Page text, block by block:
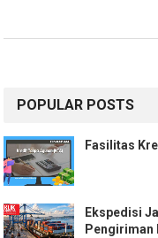
POPULAR POSTS
Fasilitas
Ekspedisi
Pengiriman